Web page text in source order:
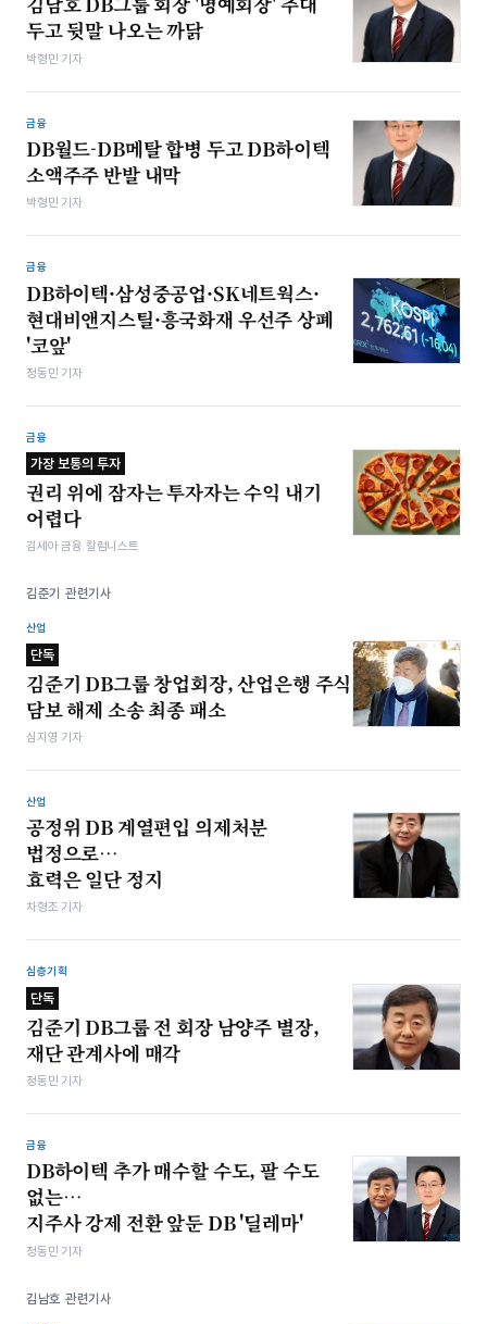
두고 뒷말 나오는 까닭
박형민 기자
금융
DB월드-DB메탈 합병 두고 DB하이텍
소액주주 반발 내막
박형민 기자
금융
DB하이텍·삼성중공업·SK네트웍스·
현대비앤지스틸·흥국화재 우선주 상폐
'코앞'
정동민 기자
금융
가장 보통의 투자
권리 위에 잠자는 투자자는 수익 내기
어렵다
김세아 금융 칼럼니스트
김준기 관련기사
산업
단독
김준기 DB그룹 창업회장, 산업은행 주식
담보 해제 소송 최종 패소
심지영 기자
산업
공정위 DB 계열편입 의제처분
법정으로…
효력은 일단 정지
차형조 기자
심층기획
단독
김준기 DB그룹 전 회장 남양주 별장,
재단 관계사에 매각
정동민 기자
금융
DB하이텍 추가 매수할 수도, 팔 수도
없는…
지주사 강제 전환 앞둔 DB '딜레마'
정동민 기자
김남호 관련기사